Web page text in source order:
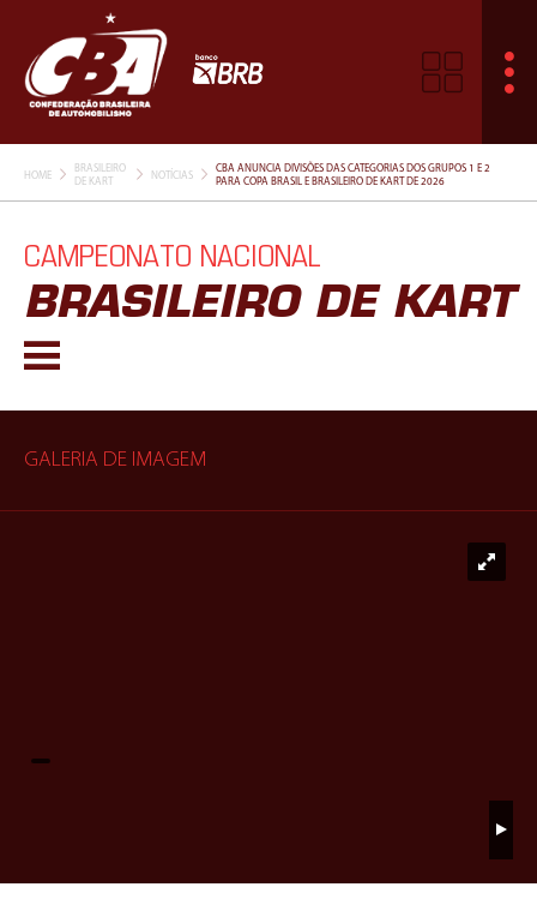
HOME
BRASILEIRO
DE KART
NOTÍCIAS
CBA ANUNCIA DIVISÕES DAS CATEGORIAS DOS GRUPOS 1 E 2
PARA COPA BRASIL E BRASILEIRO DE KART DE 2026
CAMPEONATO NACIONAL
BRASILEIRO DE KART
GALERIA DE IMAGEM